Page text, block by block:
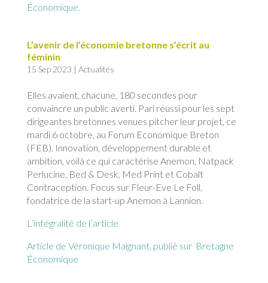
Économique.
L’avenir de l’économie bretonne s’écrit au
féminin
15 Sep 2023 | Actualités
Elles avaient, chacune, 180 secondes pour
convaincre un public averti. Pari réussi pour les sept
dirigeantes bretonnes venues pitcher leur projet, ce
mardi 6 octobre, au Forum Economique Breton
(FEB). Innovation, développement durable et
ambition, voilà ce qui caractérise Anemon, Natpack
Perlucine, Bed & Desk, Med Print et Cobalt
Contraception. Focus sur Fleur-Eve Le Foll,
fondatrice de la start-up Anemon à Lannion.
L’intégralité de l’article
Article de Véronique Maignant, publié sur Bretagne
Économique